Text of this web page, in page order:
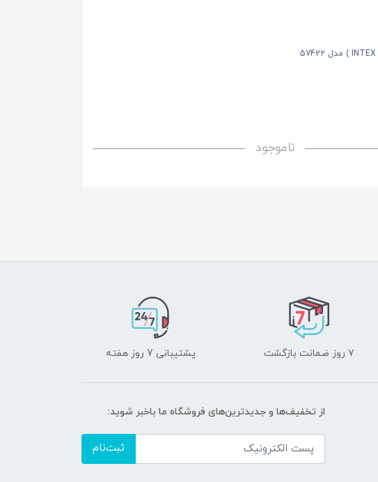
ناموجود
۷ روز ضمانت بازگشت پشتیبانی 7 روز هفته
از تخفیف‌ها و جدیدترین‌های فروشگاه ما باخبر شوید:
ثبت‌نام